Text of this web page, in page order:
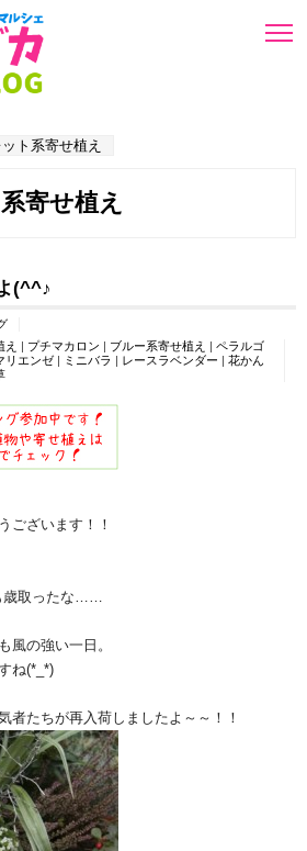
ト系寄せ植え
寄せ植え
(^^♪
え | プチマカロン | ブルー系寄せ植え | ペラルゴ
リエンゼ | ミニバラ | レースラベンダー | 花かん
ございます！！
歳取ったな……
風の強い一日。
ね(*_*)
者たちが再入荷しましたよ～～！！